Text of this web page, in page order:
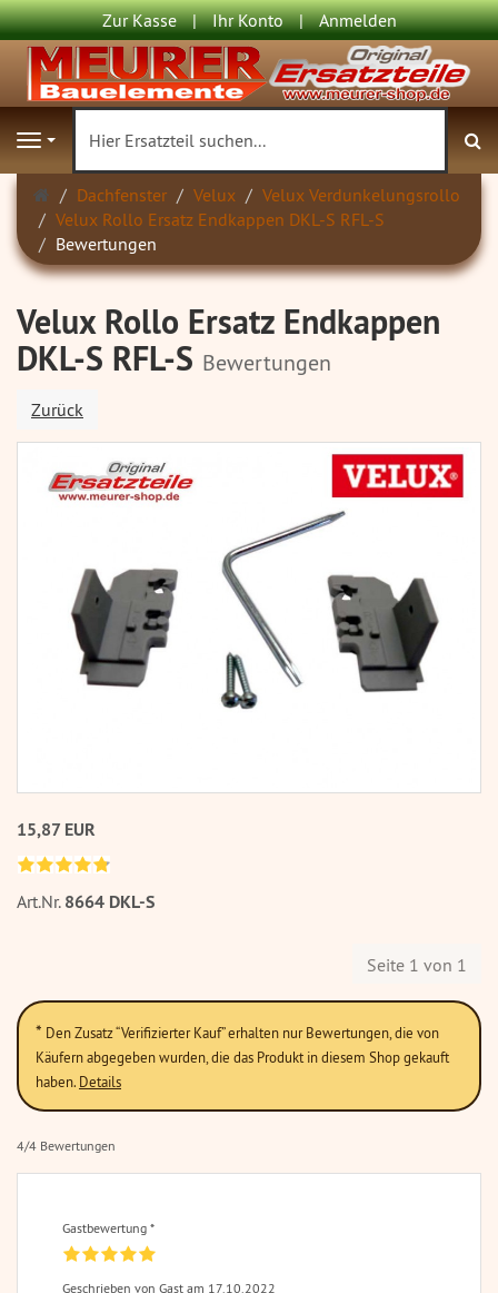
Zur Kasse Ihr Konto Anmelden
Navigation
Startseite
Dachfenster Velux
Velux Verdunkelungsrollo
Velux Rollo Ersatz Endkappen DKL-S RFL-S
Bewertungen
Velux Rollo Ersatz Endkappen
DKL-S RFL-S Bewertungen
Zurück
15,87 EUR
Art.Nr. 8664 DKL-S
Seite 1 von 1
* Den Zusatz “Verifizierter Kauf” erhalten nur Bewertungen, die von
Käufern abgegeben wurden, die das Produkt in diesem Shop gekauft
haben. Details
4/4 Bewertungen
Gastbewertung *
Geschrieben von Gast am 17.10.2022